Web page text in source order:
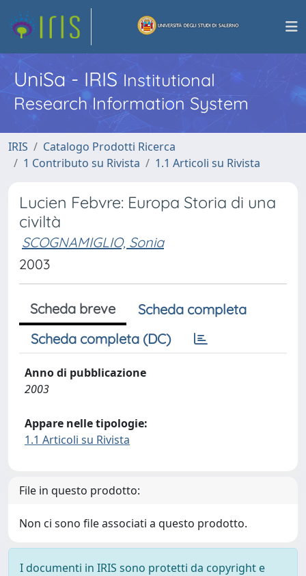
UniSa - IRISInstitutional
Research Information System
IRIS
Catalogo Prodotti Ricerca
1 Contributo su Rivista
1.1 Articoli su Rivista
Lucien Febvre: Europa Storia di una
civiltà
SCOGNAMIGLIO, Sonia
2003
Scheda breve
Scheda completa
Scheda completa (DC)
Anno di pubblicazione
2003
Appare nelle tipologie:
1.1 Articoli su Rivista
File in questo prodotto:
Non ci sono file associati a questo prodotto.
I documenti in IRIS sono protetti da copyright e